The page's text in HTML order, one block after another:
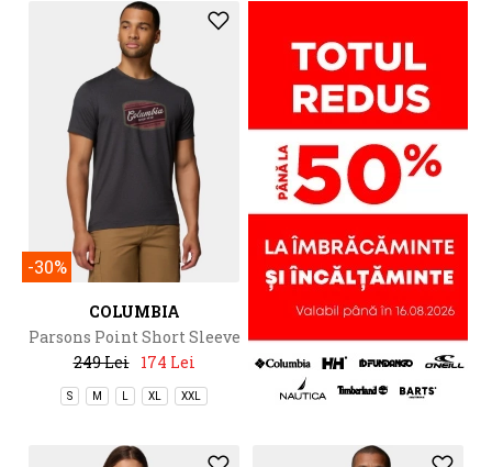
-30%
COLUMBIA
Parsons Point Short Sleeve
Graphic Tee
249 Lei 174 Lei
S M XL XXL